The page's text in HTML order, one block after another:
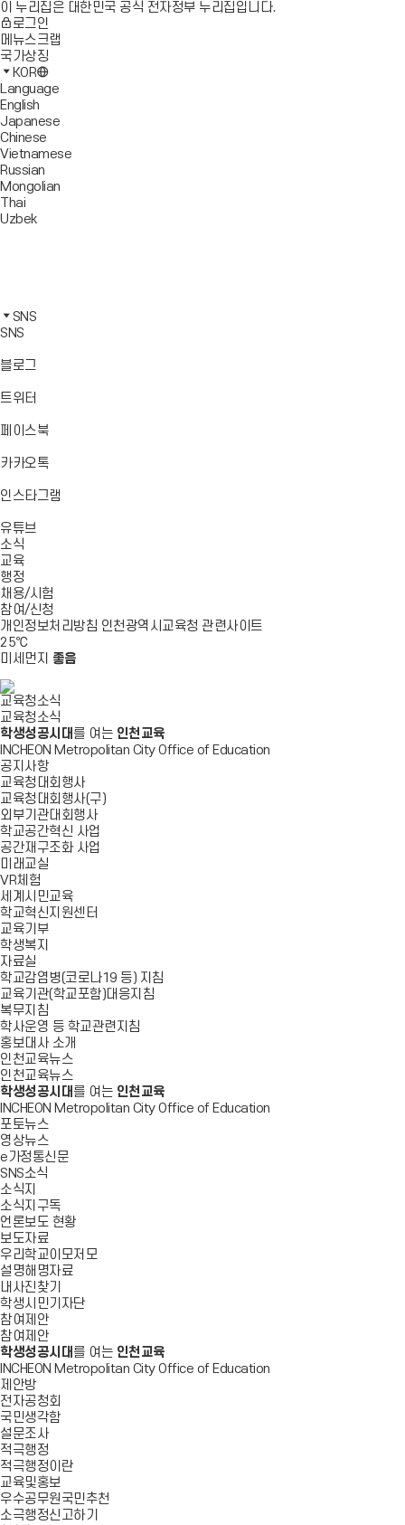
이 누리집은 대한민국 공식 전자정부 누리집입니다.
로그인
메뉴스크랩
국가상징
KOR
Language
English
Japanese
Chinese
Vietnamese
Russian
Mongolian
Thai
Uzbek
가
기
로
가
북
바
가
타
그
바
가
카
오
바
가
SNS
SNS
블로그
트위터
가
페이스북바
가
카카오톡바
가
인스타그램
유튜브
소식
교육
행정
채용/시험
참여/신청
개인정보처리방침 인천광역시교육청 관련사이트
25℃
미세먼지 좋음
교육청소식
교육청소식
학생성공시대 를 여는 인천교육
INCHEON Metropolitan City Office of Education
공지사항
교육청대회행사
교육청대회행사(구)
외부기관대회행사
학교공간혁신 사업
공간재구조화 사업
미래교실
VR체험
세계시민교육
학교혁신지원센터
교육기부
학생복지
자료실
학교감염병(코로나19 등) 지침
교육기관(학교포함)대응지침
복무지침
학사운영 등 학교관련지침
홍보대사 소개
인천교육뉴스
인천교육뉴스
학생성공시대 를 여는 인천교육
INCHEON Metropolitan City Office of Education
포토뉴스
영상뉴스
e가정통신문
SNS소식
소식지
소식지구독
언론보도 현황
보도자료
우리학교이모저모
설명해명자료
내사진찾기
학생시민기자단
참여제안
참여제안
학생성공시대 를 여는 인천교육
INCHEON Metropolitan City Office of Education
제안방
전자공청회
국민생각함
설문조사
적극행정
적극행정이란
교육및홍보
우수공무원국민추천
소극행정신고하기